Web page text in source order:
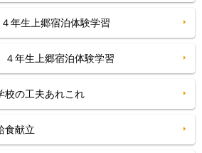
年生上郷宿泊体験学習
年生上郷宿泊体験学習
の工夫あれこれ
食献立